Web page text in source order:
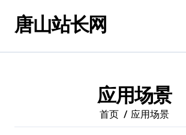
唐山站长网
应用场景
首页 应用场景